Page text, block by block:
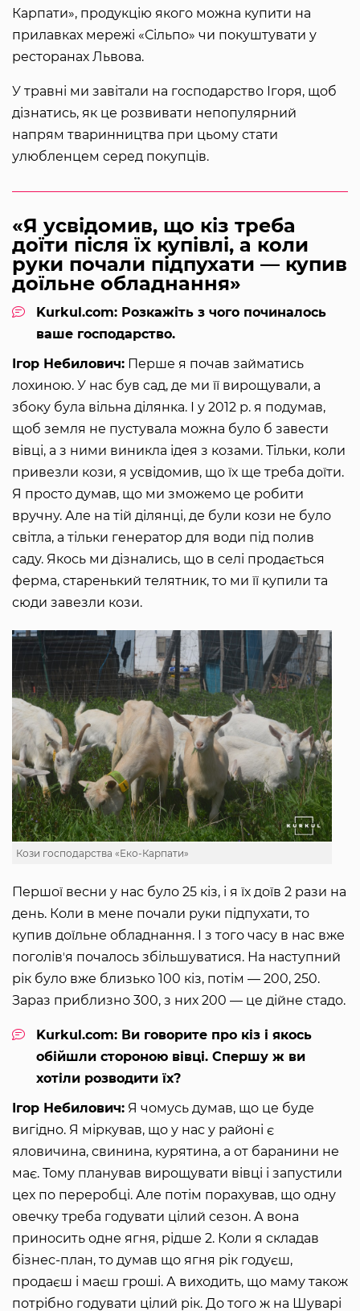
Карпати», продукцію якого можна купити на
прилавках мережі «Сільпо» чи покуштувати у
ресторанах Львова.
У травні ми завітали на господарство Ігоря, щоб
дізнатись, як це розвивати непопулярний
напрям тваринництва при цьому стати
улюбленцем серед покупців.
«Я усвідомив, що кіз треба
доїти після їх купівлі, а коли
руки почали підпухати — купив
доїльне обладнання»
Kurkul.com: Розкажіть з чого починалось
ваше господарство.
Ігор Небилович: Перше я почав займатись
лохиною. У нас був сад, де ми її вирощували, а
збоку була вільна ділянка. І у 2012 р. я подумав,
щоб земля не пустувала можна було б завести
вівці, а з ними виникла ідея з козами. Тільки, коли
привезли кози, я усвідомив, що їх ще треба доїти.
Я просто думав, що ми зможемо це робити
вручну. Але на тій ділянці, де були кози не було
світла, а тільки генератор для води під полив
саду. Якось ми дізнались, що в селі продається
ферма, старенький телятник, то ми її купили та
сюди завезли кози.
Кози господарства «Еко-Карпати»
Першої весни у нас було 25 кіз, і я їх доїв 2 рази на
день. Коли в мене почали руки підпухати, то
купив доїльне обладнання. І з того часу в нас вже
поголівʼя почалось збільшуватися. На наступний
рік було вже близько 100 кіз, потім — 200, 250.
Зараз приблизно 300, з них 200 — це дійне стадо.
Kurkul.com: Ви говорите про кіз і якось
обійшли стороною вівці. Спершу ж ви
хотіли розводити їх?
Ігор Небилович: Я чомусь думав, що це буде
вигідно. Я міркував, що у нас у районі є
яловичина, свинина, курятина, а от баранини не
має. Тому планував вирощувати вівці і запустили
цех по переробці. Але потім порахував, що одну
овечку треба годувати цілий сезон. А вона
приносить одне ягня, рідше 2. Коли я складав
бізнес-план, то думав що ягня рік годуєш,
продаєш і маєш гроші. А виходить, що маму також
потрібно годувати цілий рік. До того ж на Шуварі